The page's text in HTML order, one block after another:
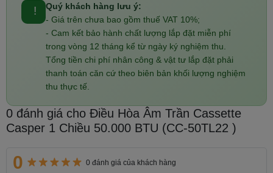
!
Quý khách hàng lưu ý:
- Giá trên chưa bao gồm thuế VAT 10%;
- Cam kết bảo hành chất lượng lắp đặt miễn phí
trong vòng 12 tháng kể từ ngày ký nghiệm thu.
Tổng tiền chi phí nhân công & vật tư lắp đặt phải
thanh toán căn cứ theo biên bản khối lượng nghiệm
thu thực tế.
0 đánh giá cho Điều Hòa Âm Trần Cassette
Casper 1 Chiều 50.000 BTU (CC-50TL22 )
0 0 đánh giá của khách hàng